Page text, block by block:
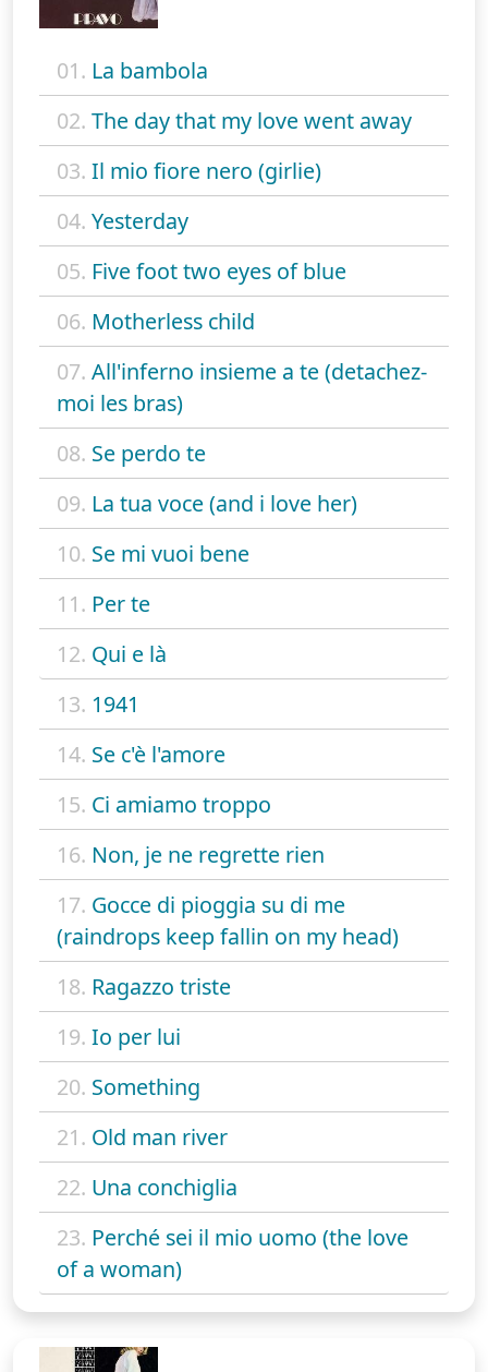
01. La bambola
02. The day that my love went away
03. Il mio fiore nero (girlie)
04. Yesterday
05. Five foot two eyes of blue
06. Motherless child
07. All'inferno insieme a te (detachez-
moi les bras)
08. Se perdo te
09. La tua voce (and i love her)
10. Se mi vuoi bene
11. Per te
12. Qui e là
13. 1941
14. Se c'è l'amore
15. Ci amiamo troppo
16. Non, je ne regrette rien
17. Gocce di pioggia su di me
(raindrops keep fallin on my head)
18. Ragazzo triste
19. Io per lui
20. Something
21. Old man river
22. Una conchiglia
23. Perché sei il mio uomo (the love
of a woman)